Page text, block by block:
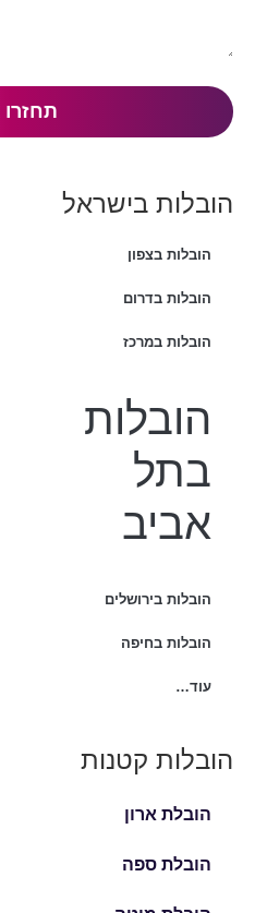
הובלות בישראל
הובלות בצפון
הובלות בדרום
הובלות במרכז
הובלות
בתל
אביב
הובלות בירושלים
הובלות בחיפה
עוד…
הובלות קטנות
הובלת ארון
הובלת ספה